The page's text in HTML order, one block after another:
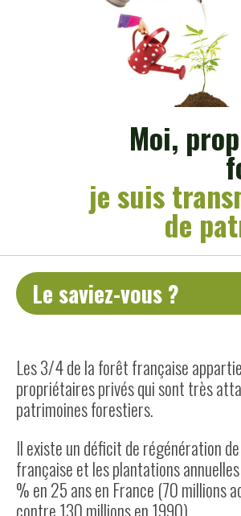
Moi,
je suis
de
Le saviez-vous ?
Les 3/4 de la forêt française
propriétaires privés qui sont très
patrimoines forestiers.
Il existe un dé­ficit de régénération
française et les plantations
% en 25 ans en France (70 millions
contre 130 millions en 1990).